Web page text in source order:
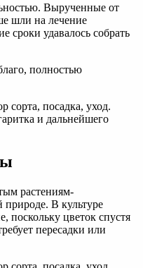
Вырученные от
шли на лечение
сроки удавалось собрать
полностью
растениям-
В культуре
поскольку цветок спустя
пересадки или